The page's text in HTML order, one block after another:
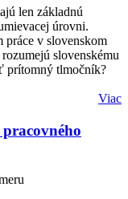
len základnú
úrovni.
práce v slovenskom
slovenskému
prítomný tlmočník?
Viac